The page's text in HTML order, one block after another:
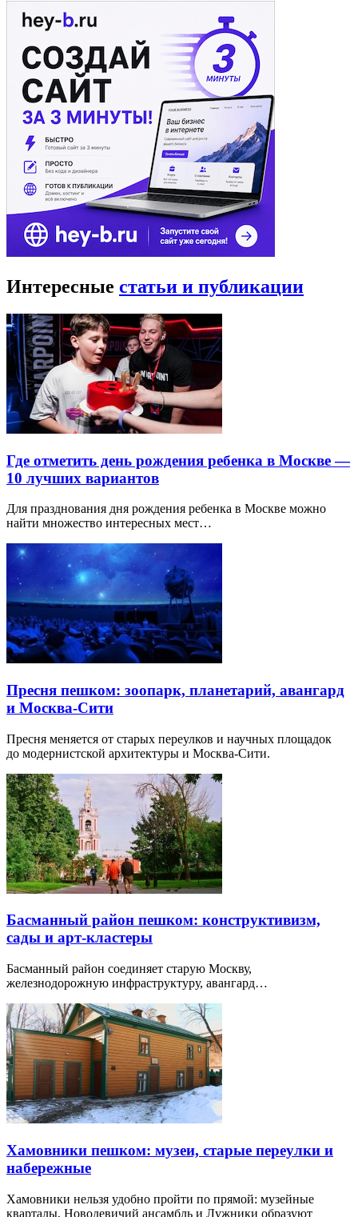
Интересные статьи и публикации
Где отметить день рождения ребенка в Москве —
10 лучших вариантов
Для празднования дня рождения ребенка в Москве можно
найти множество интересных мест…
Пресня пешком: зоопарк, планетарий, авангард
и Москва-Сити
Пресня меняется от старых переулков и научных площадок
до модернистской архитектуры и Москва-Сити.
Басманный район пешком: конструктивизм,
сады и арт-кластеры
Басманный район соединяет старую Москву,
железнодорожную инфраструктуру, авангард…
Хамовники пешком: музеи, старые переулки и
набережные
Хамовники нельзя удобно пройти по прямой: музейные
кварталы, Новодевичий ансамбль и Лужники образуют